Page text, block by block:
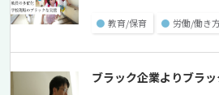
● 教育/保育 ● 労働/働き
ブラック企業よりブラ